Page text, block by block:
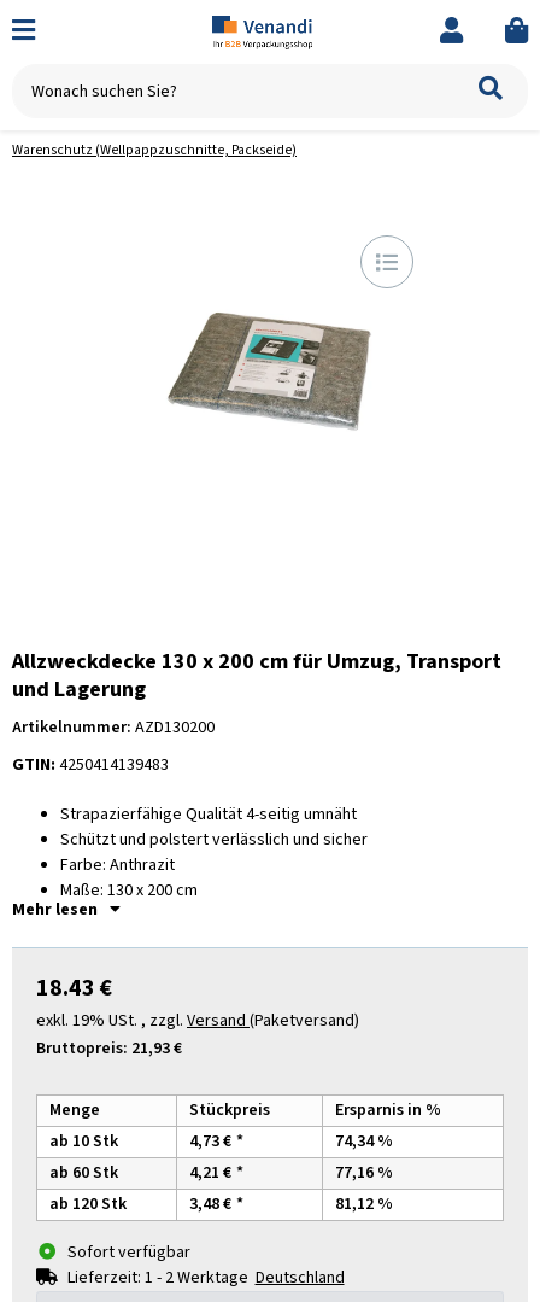
Warenschutz (Wellpappzuschnitte, Packseide)
Allzweckdecke 130 x 200 cm für Umzug, Transport
und Lagerung
Artikelnummer: AZD130200
GTIN: 4250414139483
Strapazierfähige Qualität 4-seitig umnäht
Schützt und polstert verlässlich und sicher
Farbe: Anthrazit
Maße: 130 x 200 cm
Stück je VE: 60 Stück
Mehr lesen
Sofort verfügbar
Lieferzeit: 1 - 2 Werktage Deutschland
18.43 €
exkl. 19% USt. , zzgl. Versand (Paketversand)
Bruttopreis: 21,93 €
Menge Stückpreis
Ersparnis in %
ab 10 Stk
4,73 € *
74,34 %
ab 60 Stk
4,21 € *
77,16 %
ab 120 Stk
3,48 € * 81,12 %